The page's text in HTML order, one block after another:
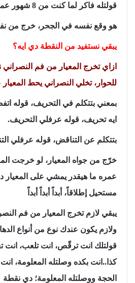
قولتله فاكر لما كنت من 8 شهور عملت كذا.. كذا.. كذا..
هو وقع نفسه في الجحر، خرج من
يبقي نستفيد من النقطة دي ايه؟
ازاي تخرج المعيار من فم
للحوار، تخلي النصراني يحط
بمعني بتتكلم في التحريف، قوله
ايه تحريف، قوله عرفلي التحريف.
بتتكلم عن التناقض، قوله عرفلي
خرّج من جواه المعيار، لو خرجت
عمره ما هيقدر يمشي على المعيار ده
مستحيل إطلاقاً، أبداً أبداً أبداً
يبقي لازم تخرج المعيار من فم
ولازم يكون عندك نوع من أنواع
قولتلك انت ترقّص، انت تلعب، انت
كذا..انت بكده وصلتله المعلومة،
الحجة ووصلتله المعلومة؛ دي نقطة